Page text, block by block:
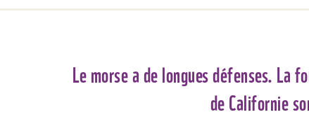
Le morse a de longues défenses. La
de Californie